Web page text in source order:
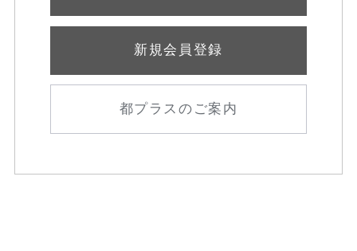
新規会員登録
都プラスのご案内